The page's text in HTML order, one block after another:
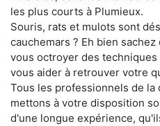
les plus courts à Plumieux.
Souris, rats et mulots sont
cauchemars ? Eh bien
vous octroyer des
vous aider à retrouver votre
Tous les professionnels de la
mettons à votre disposition
d'une longue expérience,